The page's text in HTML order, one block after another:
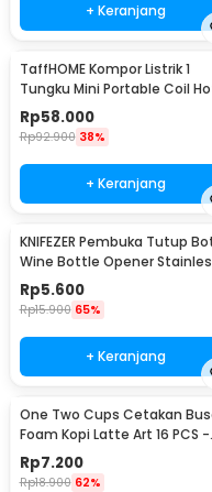
+ Keranjang
TaffHOME Kompor Listrik 1
Tungku Mini Portable Coil
Plate 500W - C1-1000-03
Rp58.000
Rp92.900 38%
+ Keranjang
KNIFEZER Pembuka Tutup
Wine Bottle Opener
Steel - WS01
Rp5.600
Rp15.900 65%
+ Keranjang
One Two Cups Cetakan
Foam Kopi Latte Art 16 PCS -
JJYE01
Rp7.200
Rp18.900 62%